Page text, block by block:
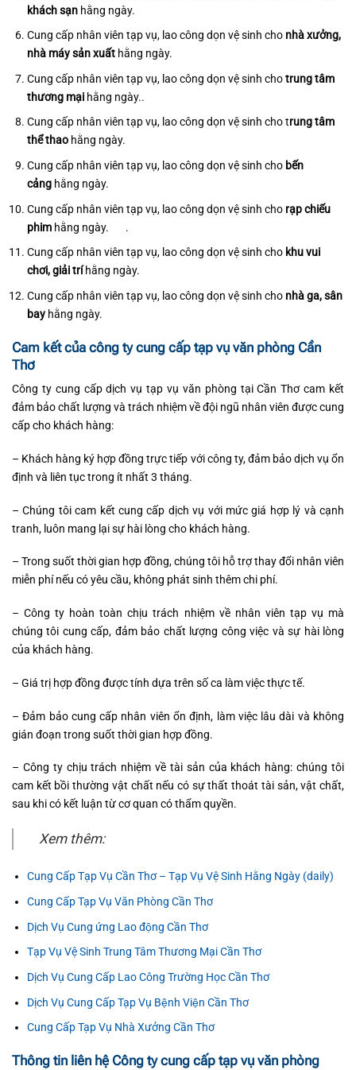
khách sạnhằng ngày.
Cung cấp nhân viên tạp vụ, lao công dọn vệ sinh cho nhà xưởng,
nhà máy sản xuấthằng ngày.
Cung cấp nhân viên tạp vụ, lao công dọn vệ sinh chotrung tâm
thương mạihằng ngày..
Cung cấp nhân viên tạp vụ, lao công dọn vệ sinh cho trung tâm
thể thaohằng ngày.
Cung cấp nhân viên tạp vụ, lao công dọn vệ sinh cho bến
cảnghằng ngày.
Cung cấp nhân viên tạp vụ, lao công dọn vệ sinh cho rạp chiếu
phimhằng ngày. .
Cung cấp nhân viên tạp vụ, lao công dọn vệ sinh chokhu vui
chơi, giải tríhằng ngày.
Cung cấp nhân viên tạp vụ, lao công dọn vệ sinh cho nhà ga, sân
bayhằng ngày.
Cam kết của công ty cung cấp tạp vụ văn phòng Cần
Thơ
Công ty cung cấp dịch vụ tạp vụ văn phòng tại Cần Thơ cam kết
đảm bảo chất lượng và trách nhiệm về đội ngũ nhân viên được cung
cấp cho khách hàng:
– Khách hàng ký hợp đồng trực tiếp với công ty, đảm bảo dịch vụ ổn
định và liên tục trong ít nhất 3 tháng.
– Chúng tôi cam kết cung cấp dịch vụ với mức giá hợp lý và cạnh
tranh, luôn mang lại sự hài lòng cho khách hàng.
– Trong suốt thời gian hợp đồng, chúng tôi hỗ trợ thay đổi nhân viên
miễn phí nếu có yêu cầu, không phát sinh thêm chi phí.
– Công ty hoàn toàn chịu trách nhiệm về nhân viên tạp vụ mà
chúng tôi cung cấp, đảm bảo chất lượng công việc và sự hài lòng
của khách hàng.
– Giá trị hợp đồng được tính dựa trên số ca làm việc thực tế.
– Đảm bảo cung cấp nhân viên ổn định, làm việc lâu dài và không
gián đoạn trong suốt thời gian hợp đồng.
– Công ty chịu trách nhiệm về tài sản của khách hàng: chúng tôi
cam kết bồi thường vật chất nếu có sự thất thoát tài sản, vật chất,
sau khi có kết luận từ cơ quan có thẩm quyền.
Xem thêm:
Cung Cấp Tạp Vụ Cần Thơ – Tạp Vụ Vệ Sinh Hằng Ngày (daily)
Cung Cấp Tạp Vụ Văn Phòng Cần Thơ
Dịch Vụ Cung ứng Lao động Cần Thơ
Tạp Vụ Vệ Sinh Trung Tâm Thương Mại Cần Thơ
Dịch Vụ Cung Cấp Lao Công Trường Học Cần Thơ
Dịch Vụ Cung Cấp Tạp Vụ Bệnh Viện Cần Thơ
Cung Cấp Tạp Vụ Nhà Xưởng Cần Thơ
Thông tin liên hệ Công ty cung cấp tạp vụ văn phòng